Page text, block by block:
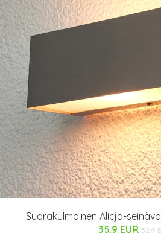
Suorakulmainen Alicja-
35.9 EUR 52.9